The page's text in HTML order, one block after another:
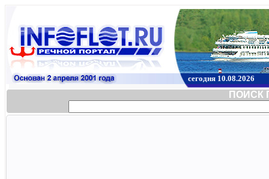
сегодня 10.08.2026
ПОИСК